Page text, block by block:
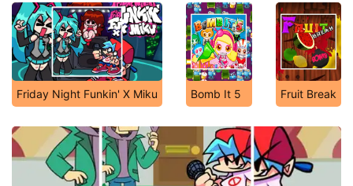
Friday Night Funkin' X Miku Bomb It 5 Fruit Break